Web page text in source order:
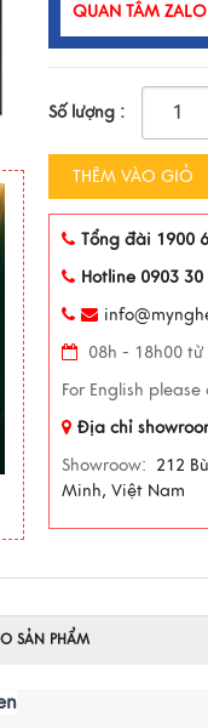
QUAN TÂM
Số lượng :
THÊM VÀO GIỎ
Tổng đài 1900
Hotline 0903 30
08h - 18h00 từ
For English
Địa chỉ
Showroow: 212
Minh, Việt Nam
SẢN PHẨM